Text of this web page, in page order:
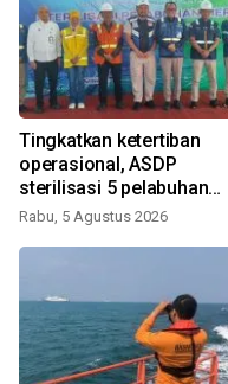
Tingkatkan ketertiban
operasional, ASDP
sterilisasi 5 pelabuhan
utama
Rabu, 5 Agustus 2026